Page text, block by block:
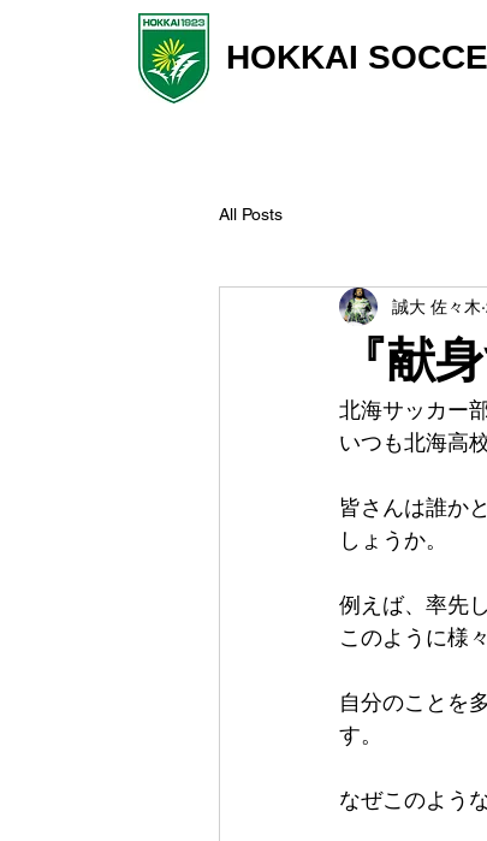
HOKKAI
All Posts
『献
誠大 佐々木
北海サッカー
いつも北海高
皆さんは誰か
しょうか。
例えば、率先
このように様
自分のことを
す。
なぜこのよう